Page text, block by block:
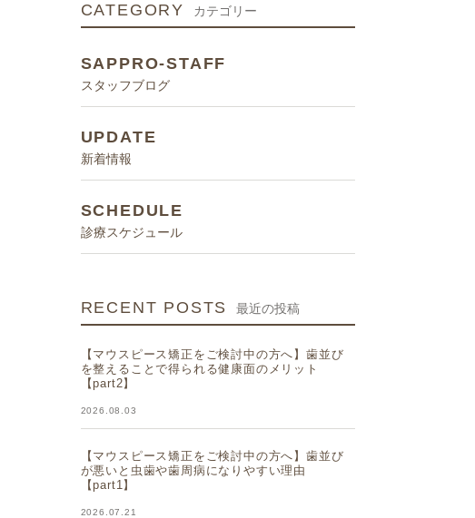
CATEGORY カテゴリー
SAPPRO-STAFF
スタッフブログ
UPDATE
新着情報
SCHEDULE
診療スケジュール
RECENT POSTS 最近の投稿
【マウスピース矯正をご検討中の方へ】歯並び
を整えることで得られる健康面のメリット
【part2】
2026.08.03
【マウスピース矯正をご検討中の方へ】歯並び
が悪いと虫歯や歯周病になりやすい理由
【part1】
2026.07.21